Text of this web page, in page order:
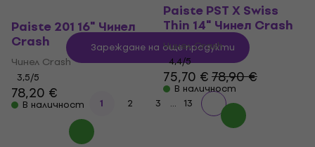
Paiste 201 16" Чинел
Crash
Чинел Crash
3,5/5
78,20 €
В наличност
Paiste PST X Swiss
Thin 14" Чинел Crash
Чинел Crash
4,4/5
75,70 €78,90 €
В наличност
Зареждане на още продукти
1 2 3 ... 13